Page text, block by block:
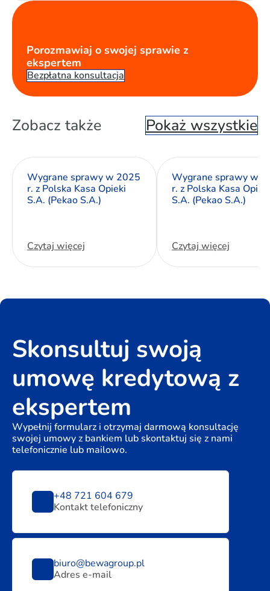
Porozmawiaj o swojej sprawie z
ekspertem
Bezpłatna konsultacja
Zobacz także Pokaż wszystkie
Wygrane sprawy w 2025
r. z Polska Kasa Opieki
S.A. (Pekao S.A.)
Czytaj więcej
Wygrane sprawy w
r. z Polska Kasa Opieki
S.A. (Pekao S.A.)
Czytaj więcej
Skonsultuj swoją
umowę kredytową z
ekspertem
Wypełnij formularz i otrzymaj darmową konsultację
swojej umowy z bankiem lub skontaktuj się z nami
telefonicznie lub mailowo.
+48 721 604 679
Kontakt telefoniczny
biuro@bewagroup.pl
Adres e-mail